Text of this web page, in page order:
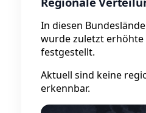
In diesen
wurde zuletzt
festgestellt.
Aktuell sind keine
erkennbar.